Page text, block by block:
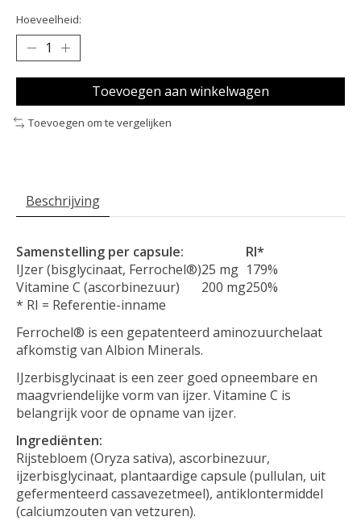
Hoeveelheid:
Toevoegen aan winkelwagen
Toevoegen om te vergelijken
Beschrijving
Samenstelling per capsule:
RI*
IJzer (bisglycinaat, Ferrochel®)25 mg 179%
Vitamine C (ascorbinezuur)
200 mg250%
* RI = Referentie-inname
Ferrochel® is een gepatenteerd aminozuurchelaat
afkomstig van Albion Minerals.
IJzerbisglycinaat is een zeer goed opneembare en
maagvriendelijke vorm van ijzer. Vitamine C is
belangrijk voor de opname van ijzer.
Ingrediënten:
Rijstebloem (Oryza sativa), ascorbinezuur,
ijzerbisglycinaat, plantaardige capsule (pullulan, uit
gefermenteerd cassavezetmeel), antiklontermiddel
(calciumzouten van vetzuren).